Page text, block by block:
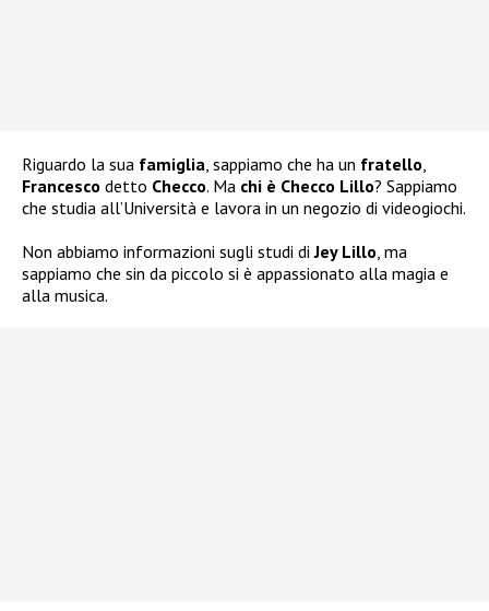
Riguardo la sua famiglia , sappiamo che ha un fratello
Francesco detto Checco. Ma chi è Checco Lillo? Sappiamo
che studia all’Università e lavora in un negozio di videogiochi.
Non abbiamo informazioni sugli studi diJey Lillo , ma
sappiamo che sin da piccolo si è appassionato alla magia e
alla musica.